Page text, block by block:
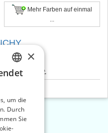
Mehr Farben auf einmal
1 m.
angezeigt.
2
CZECH
ENGLISH
×
um die
Durch
Sie